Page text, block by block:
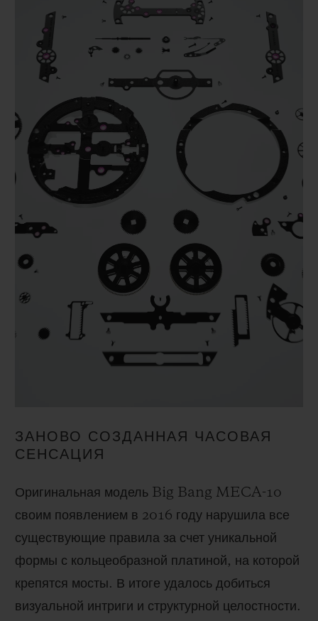
ЗАНОВО СОЗДАННАЯ ЧАСОВАЯ
СЕНСАЦИЯ
Оригинальная модель Big Bang MECA-10
своим появлением в 2016 году нарушила все
существующие правила за счет уникальной
формы с кольцеобразной платиной, на которой
крепятся мосты. В итоге удалось добиться
визуальной интриги и структурной целостности.